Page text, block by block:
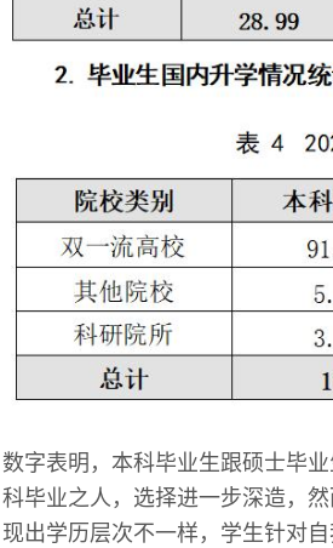
数字表明，本科毕业生跟硕士毕
科毕业之人，选择进一步深造，
现出学历层次不一样，学生针对